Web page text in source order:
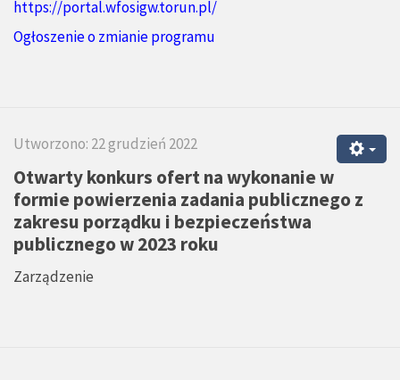
https://portal.wfosigw.torun.pl/
Ogłoszenie o zmianie programu
Utworzono: 22 grudzień 2022
Otwarty konkurs ofert na wykonanie w
formie powierzenia zadania publicznego z
zakresu porządku i bezpieczeństwa
publicznego w 2023 roku
Zarządzenie